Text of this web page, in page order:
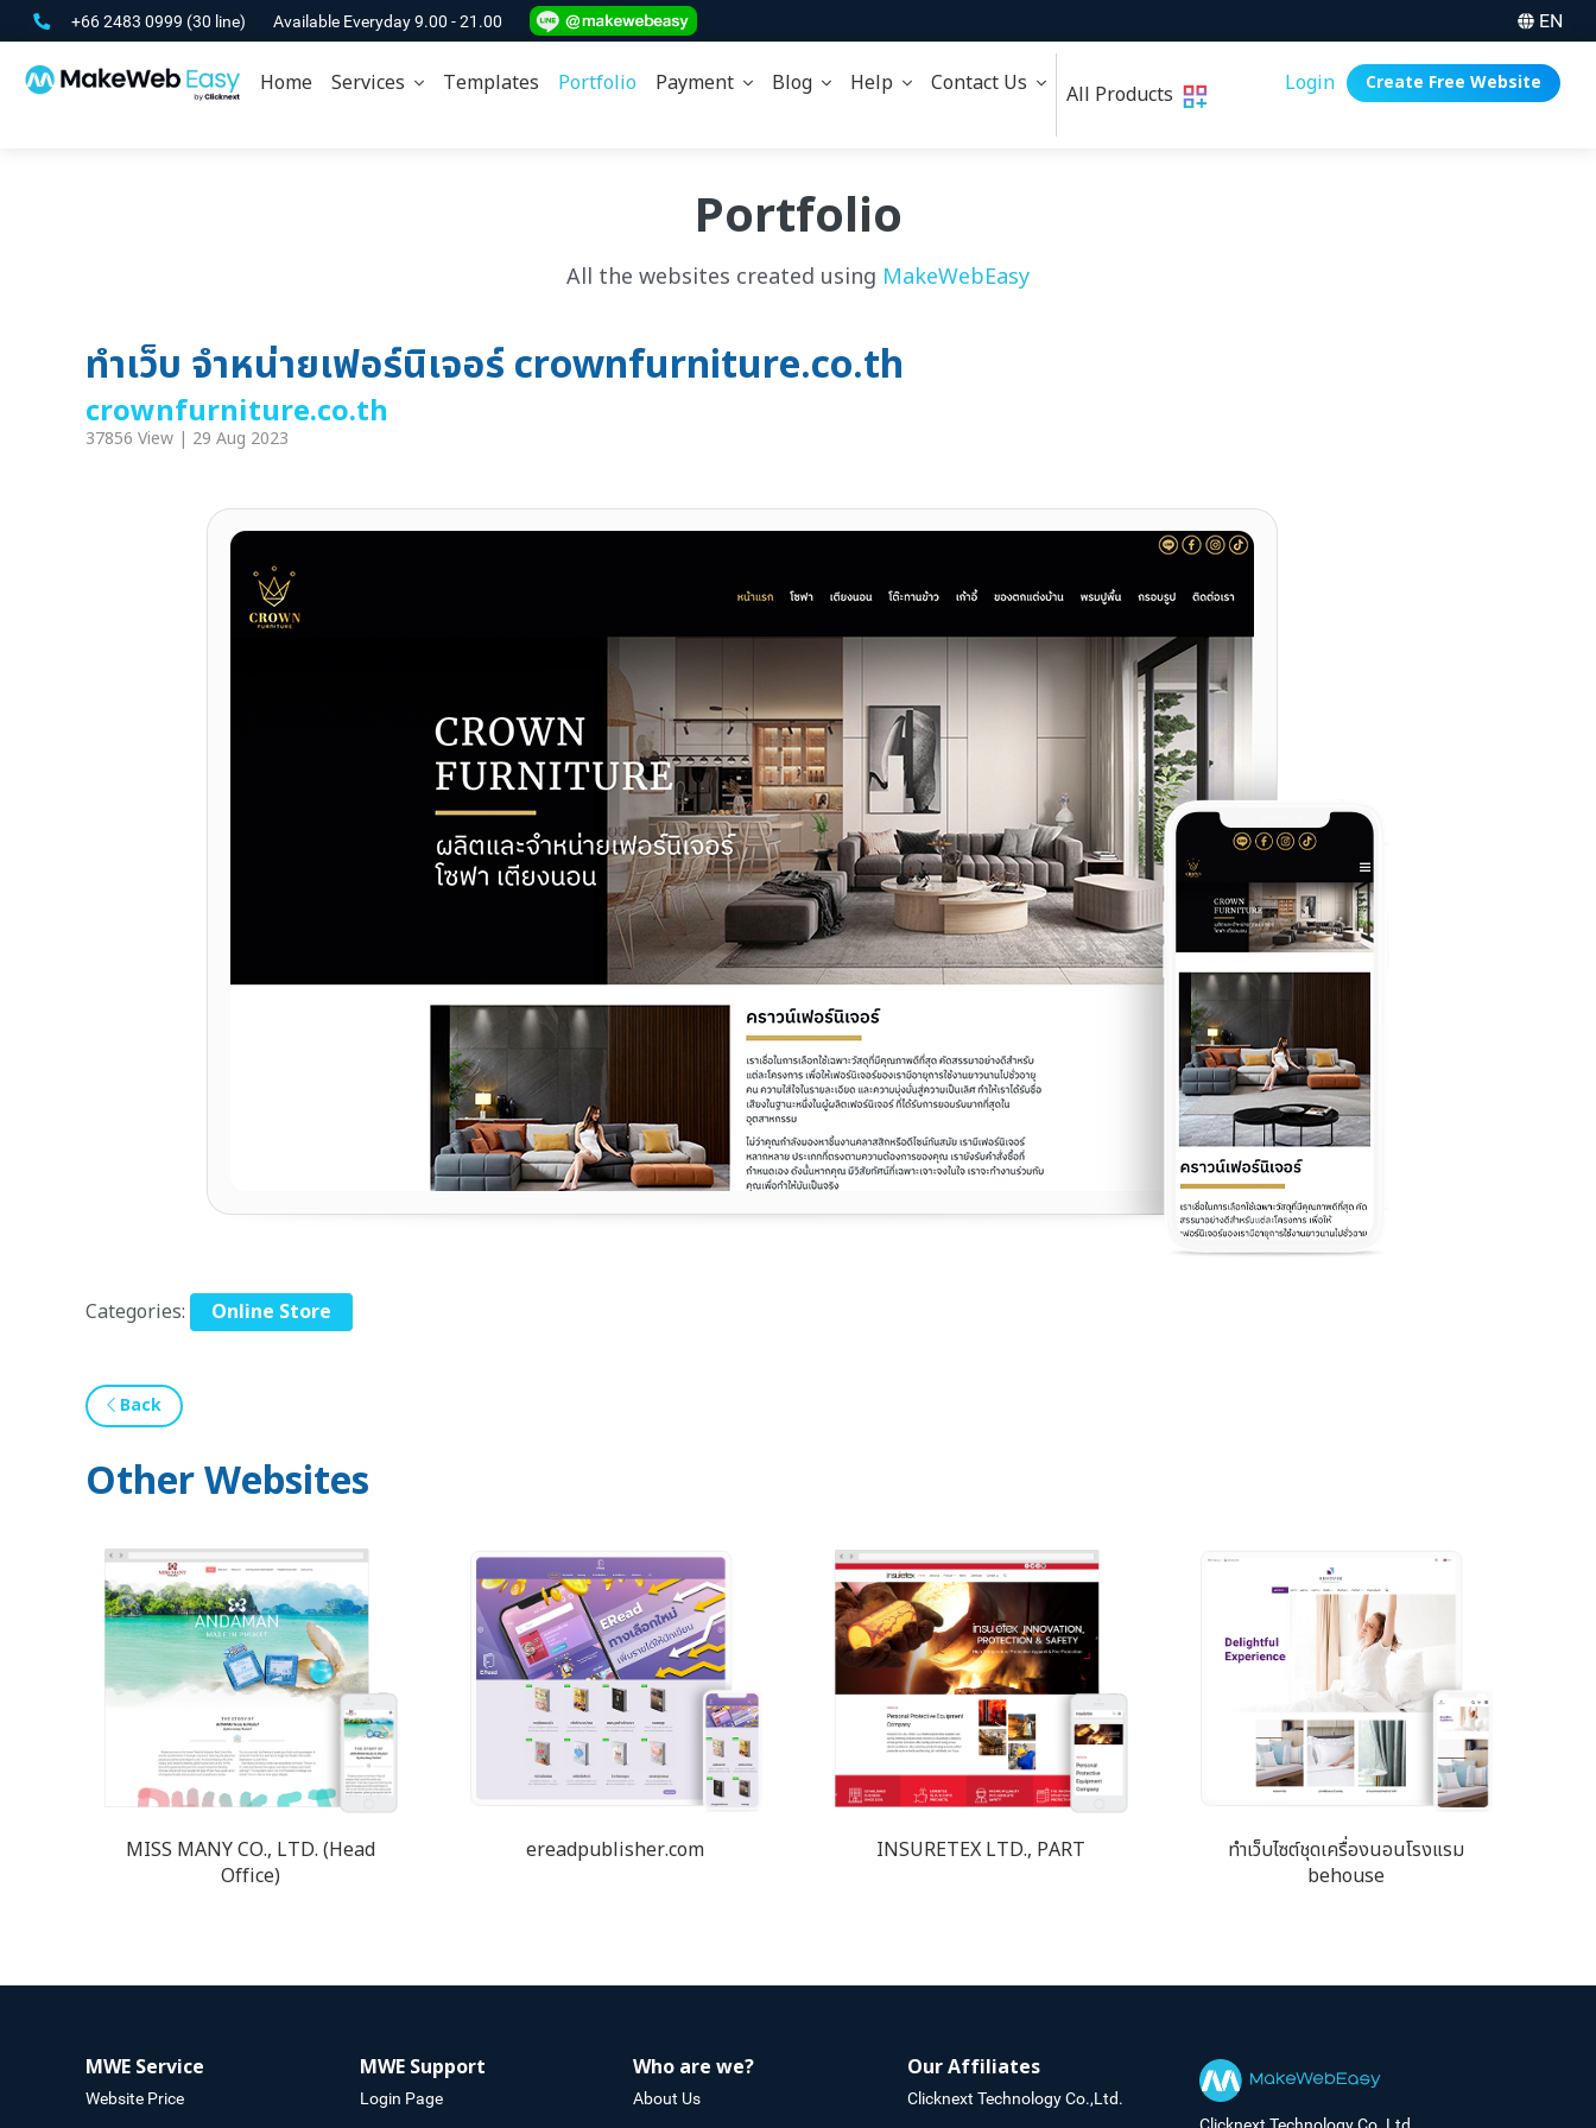
+66 2483 0999 (30 line) Available Everyday 9.00 - 21.00 EN
Home Services Templates Portfolio Payment Blog Help Contact Us All Products Login Create Free Website
Portfolio
All the websites created using MakeWebEasy
ทำเว็บ จำหน่ายเฟอร์นิเจอร์ crownfurniture.co.th
crownfurniture.co.th
37856 View | 29 Aug 2023
Categories: Online Store
Back
Other Websites
MISS MANY CO., LTD. (Head
Office)
ereadpublisher.com INSURETEX LTD., PART
ทำเว็บไซต์ชุดเครื่องนอนโรงแรม
behouse
MWE Service
Website Price
MWE Support
Login Page
Who are we?
About Us
Our Affiliates
Clicknext Technology Co.,Ltd.
Clicknext Technology Co.,Ltd.